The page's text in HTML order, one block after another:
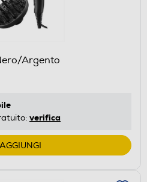
Argento
verifica
AGGIUNGI